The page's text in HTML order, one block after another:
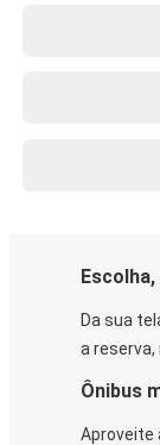
Da sua
a reserva,
Ônibus
Aproveite